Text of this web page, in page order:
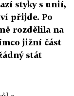
styky s unií,
přijde. Po
rozdělila na
jižní část
stát